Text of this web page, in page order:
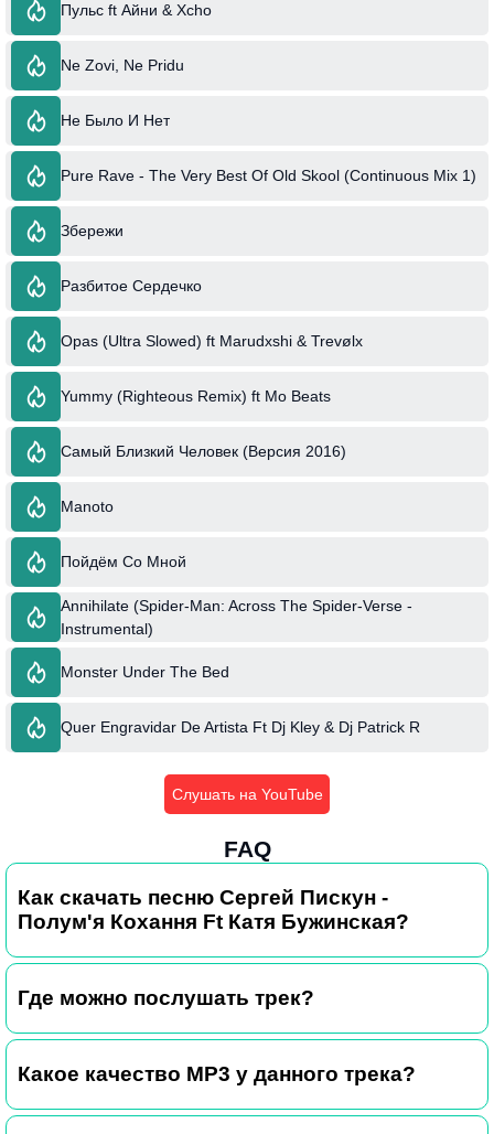
Пульс ft Айни & Xcho
Ne Zovi, Ne Pridu
Не Было И Нет
Pure Rave - The Very Best Of Old Skool (Continuous Mix 1)
Збережи
Разбитое Сердечко
Opas (Ultra Slowed) ft Marudxshi & Trevølx
Yummy (Righteous Remix) ft Mo Beats
Самый Близкий Человек (Версия 2016)
Manoto
Пойдём Со Мной
Annihilate (Spider-Man: Across The Spider-Verse -
Instrumental)
Monster Under The Bed
Quer Engravidar De Artista Ft Dj Kley & Dj Patrick R
Слушать на YouTube
FAQ
Как скачать песню Сергей Пискун -
Полум'я Кохання Ft Катя Бужинская?
Где можно послушать трек?
Какое качество MP3 у данного трека?